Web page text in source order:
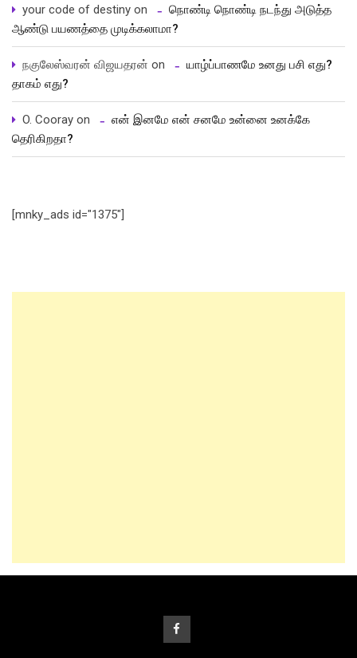
your code of destiny on
நொண்டி நொண்டி நடந்து அடுத்த
ஆண்டு பயணத்தை முடிக்கலாமா?
நகுலேஸ்வரன் விஜயதரன் on
யாழ்ப்பாணமே உனது பசி எது?
தாகம் எது?
O. Cooray on
என் இனமே என் சனமே உன்னை உனக்கே
தெரிகிறதா?
[mnky_ads id="1375"]